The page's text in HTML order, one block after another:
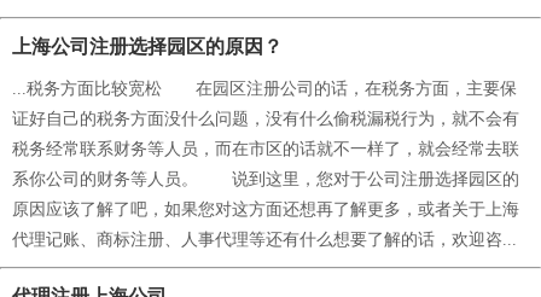
上海公司注册选择园区的原因？
...税务方面比较宽松 在园区注册公司的话，在税务方面，主要保
证好自己的税务方面没什么问题，没有什么偷税漏税行为，就不会有
税务经常联系财务等人员，而在市区的话就不一样了，就会经常去联
系你公司的财务等人员。 说到这里，您对于公司注册选择园区的
原因应该了解了吧，如果您对这方面还想再了解更多，或者关于上海
代理记账、商标注册、人事代理等还有什么想要了解的话，欢迎咨...